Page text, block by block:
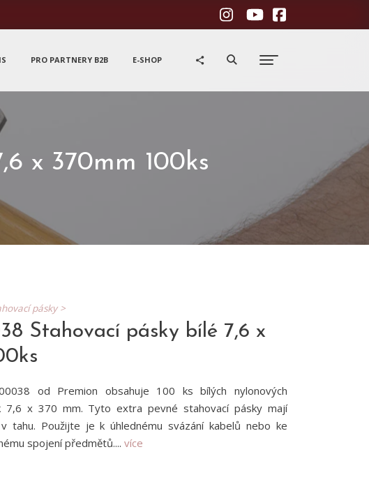
PRO PARTNERY B2B E-SHOP
x 370mm 100ks
pásky >
Stahovací pásky bílé 7,6 x
od Premion obsahuje 100 ks bílých nylonových
7,6 x 370 mm. Tyto extra pevné stahovací pásky mají
tahu. Použijte je k úhlednému svázání kabelů nebo ke
spojení předmětů.... více